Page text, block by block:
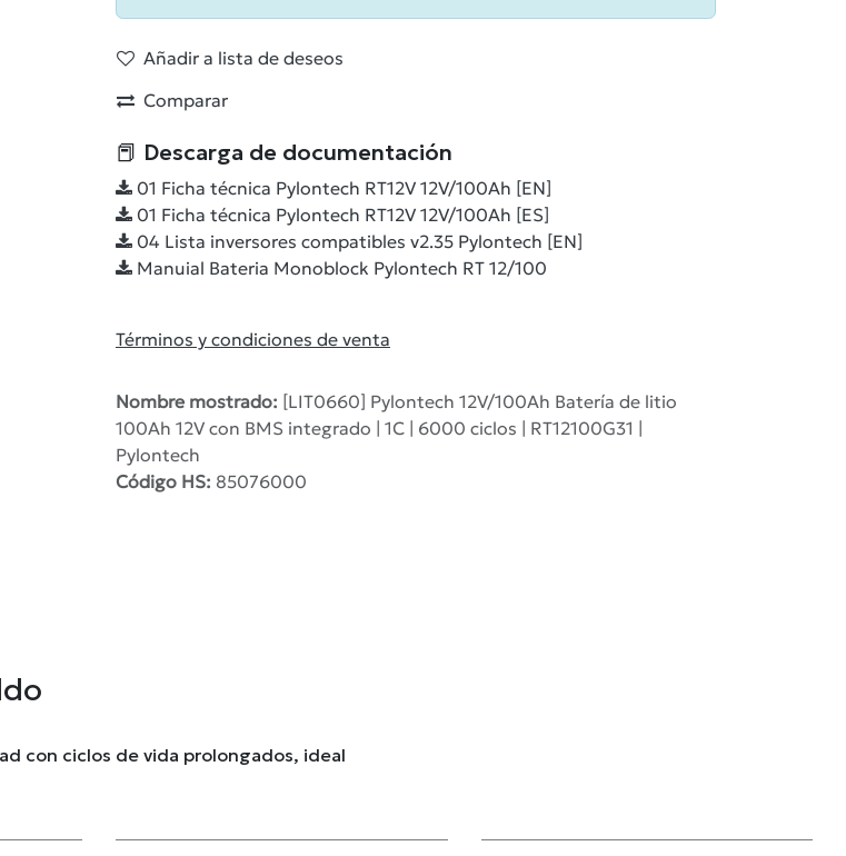
Añadir a lista de deseos
Comparar
📕 Descarga de documentación
01 Ficha técnica Pylontech RT12V 12V/100Ah [EN]
01 Ficha técnica Pylontech RT12V 12V/100Ah [ES]
04 Lista inversores compatibles v2.35 Pylontech [EN]
Manuial Bateria Monoblock Pylontech RT 12/100
Términos y condiciones de venta
Nombre mostrado: [LIT0660] Pylontech 12V/100Ah Batería de litio
100Ah 12V con BMS integrado | 1C | 6000 ciclos | RT12100G31 |
Pylontech
Código HS: 85076000
con ciclos de vida prolongados, ideal